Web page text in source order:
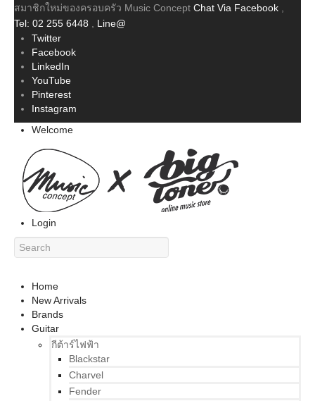
สมาชิกใหม่ของครอบครัว Music Concept Chat Via Facebook
Tel: 02 255 6448
Line@
Twitter
Facebook
LinkedIn
YouTube
Pinterest
Instagram
Welcome
Login
Home
New Arrivals
Brands
Guitar
กีต้าร์ไฟฟ้า
Blackstar
Charvel
Fender